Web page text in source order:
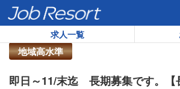
求人一覧
HOME 求人一覧 即日～11/末迄 長期
地域高水準
リゾートバイト求人番号：
即日～11/末迄 長期募集です。【